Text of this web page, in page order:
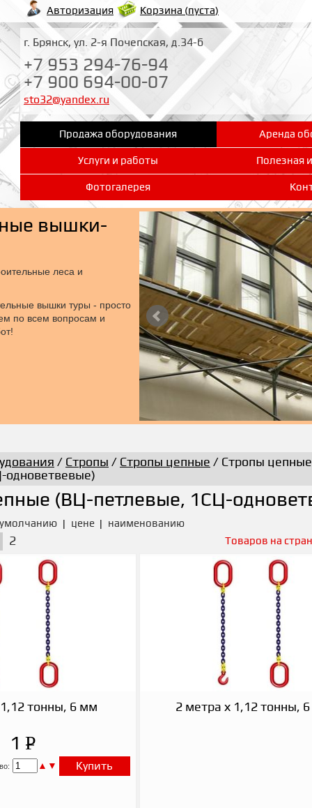
Авторизация Корзина (пуста)
г. Брянск, ул. 2-я Почепская, д.34-б
+7 953 294-76-94
+7 900 694-00-07
sto32@yandex.ru
Продажа оборудования Аренда
Услуги и работы Полезная
Фотогалерея
вышки-
леса и
вышки туры - просто
по всем вопросам и
/ Стропы / Стропы цепные / Стропы
одноветвевые)
(ВЦ-петлевые, 1СЦ-
умолчанию | цене | наименованию
2 Товаров на
тонны, 6 мм
1 P
УБ.
▲ ▼ Купить
2 метра х 1,12 тонны,